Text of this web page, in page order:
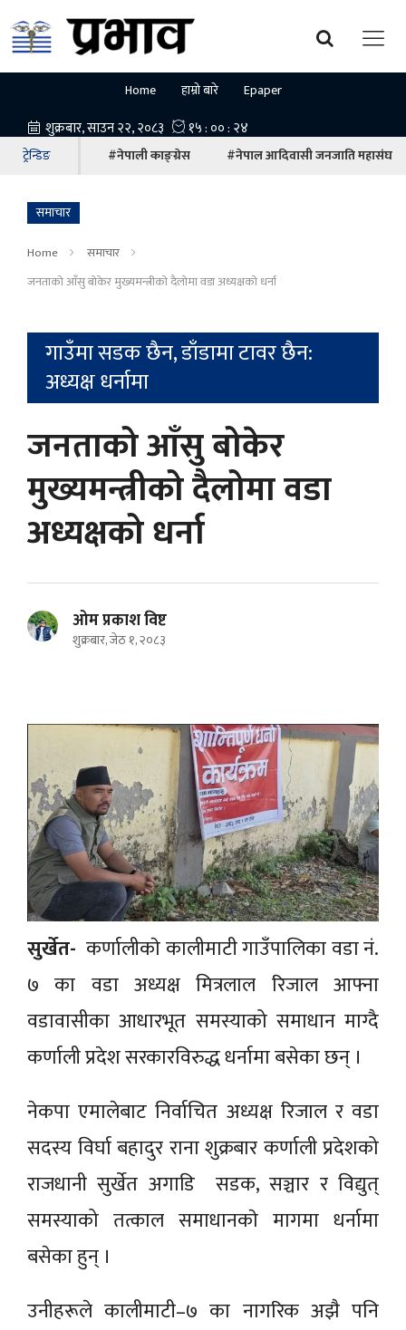
Home हाम्रो बारे Epaper
ट्रेन्डिङ #नेपाली काङ्ग्रेस #नेपाल आदिवासी जनजाति महासंघ
समाचार
Home
समाचार
जनताको आँसु बोकेर मुख्यमन्त्रीको दैलोमा वडा अध्यक्षको धर्ना
गाउँमा सडक छैन, डाँडामा टावर छैन:
अध्यक्ष धर्नामा
जनताको आँसु बोकेर
मुख्यमन्त्रीको दैलोमा वडा
अध्यक्षको धर्ना
ओम प्रकाश विष्ट
शुक्रबार, जेठ १, २०८३
सुर्खेत- कर्णालीकाे कालीमाटी गाउँपालिका वडा नं.
७ का वडा अध्यक्ष मित्रलाल रिजाल आफ्ना
वडावासीका आधारभूत समस्याको समाधान माग्दै
कर्णाली प्रदेश सरकारविरुद्ध धर्नामा बसेका छन् ।
नेकपा एमालेबाट निर्वाचित अध्यक्ष रिजाल र वडा
सदस्य विर्घा बहादुर राना शुक्रबार कर्णाली प्रदेशको
राजधानी सुर्खेत अगाडि सडक, सञ्चार र विद्युत्
समस्याको तत्काल समाधानकाे मागमा धर्नामा
बसेका हुन् ।
उनीहरूले कालीमाटी–७ का नागरिक अझै पनि